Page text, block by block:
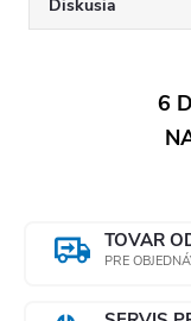
Diskusia
6
TOVAR
PRE